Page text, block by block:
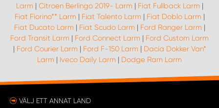
Larm | Citroen Berlingo 2019- Larm | Fiat Fullback Larm |
Fiat Fiorino** Larm | Fiat Talento Larm | Fiat Doblo Larm |
Fiat Ducato Larm | Fiat Scudo Larm | Ford Ranger Larm |
Ford Transit Larm | Ford Connect Larm | Ford Custom Larm
| Ford Courier Larm | Ford F-150 Larm | Dacia Dokker Van*
Larm | Iveco Daily Larm | Dodge Ram Larm
VÄLJ ETT ANNAT LAND